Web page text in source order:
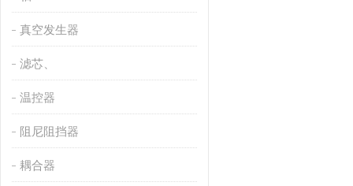
真空发生器
滤芯、
温控器
阻尼阻挡器
耦合器